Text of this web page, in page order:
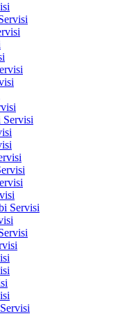
Servisi
Servisi